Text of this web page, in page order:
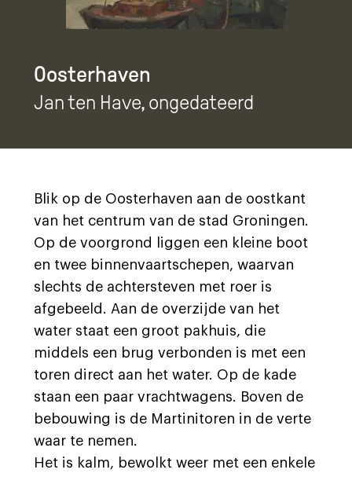
Oosterhaven
Jan ten Have, ongedateerd
Blik op de Oosterhaven aan de oostkant
van het centrum van de stad Groningen.
Op de voorgrond liggen een kleine boot
en twee binnenvaartschepen, waarvan
slechts de achtersteven met roer is
afgebeeld. Aan de overzijde van het
water staat een groot pakhuis, die
middels een brug verbonden is met een
toren direct aan het water. Op de kade
staan een paar vrachtwagens. Boven de
bebouwing is de Martinitoren in de verte
waar te nemen.
Het is kalm, bewolkt weer met een enkele